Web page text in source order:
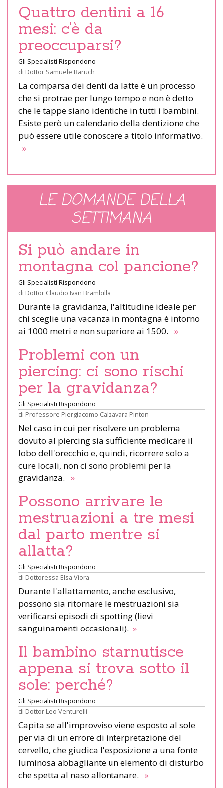
Quattro dentini a 16
mesi: c’è da
preoccuparsi?
Gli Specialisti Rispondono
di Dottor Samuele Baruch
La comparsa dei denti da latte è un processo
che si protrae per lungo tempo e non è detto
che le tappe siano identiche in tutti i bambini.
Esiste però un calendario della dentizione che
può essere utile conoscere a titolo informativo.
»
LE DOMANDE DELLA
SETTIMANA
Si può andare in
montagna col pancione?
Gli Specialisti Rispondono
di Dottor Claudio Ivan Brambilla
Durante la gravidanza, l'altitudine ideale per
chi sceglie una vacanza in montagna è intorno
ai 1000 metri e non superiore ai 1500. »
Problemi con un
piercing: ci sono rischi
per la gravidanza?
Gli Specialisti Rispondono
di Professore Piergiacomo Calzavara Pinton
Nel caso in cui per risolvere un problema
dovuto al piercing sia sufficiente medicare il
lobo dell'orecchio e, quindi, ricorrere solo a
cure locali, non ci sono problemi per la
gravidanza. »
Possono arrivare le
mestruazioni a tre mesi
dal parto mentre si
allatta?
Gli Specialisti Rispondono
di Dottoressa Elsa Viora
Durante l'allattamento, anche esclusivo,
possono sia ritornare le mestruazioni sia
verificarsi episodi di spotting (lievi
sanguinamenti occasionali). »
Il bambino starnutisce
appena si trova sotto il
sole: perché?
Gli Specialisti Rispondono
di Dottor Leo Venturelli
Capita se all'improvviso viene esposto al sole
per via di un errore di interpretazione del
cervello, che giudica l'esposizione a una fonte
luminosa abbagliante un elemento di disturbo
che spetta al naso allontanare. »